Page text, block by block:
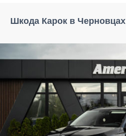
Шкода Карок в Черновцах